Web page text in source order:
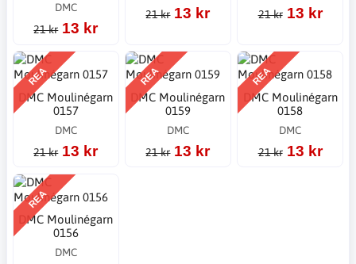
DMC
21 kr 13 kr
21 kr 13 kr
21 kr 13 kr
REA
DMC Moulinégarn
0157
DMC
21 kr 13 kr
REA
DMC Moulinégarn
0159
DMC
21 kr 13 kr
REA
DMC Moulinégarn
0158
DMC
21 kr 13 kr
REA
DMC Moulinégarn
0156
DMC